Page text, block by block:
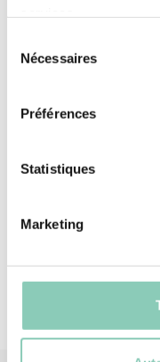
Nécessaires
Préférences
Statistiques
Marketing
Händen kreieren,
Manschette